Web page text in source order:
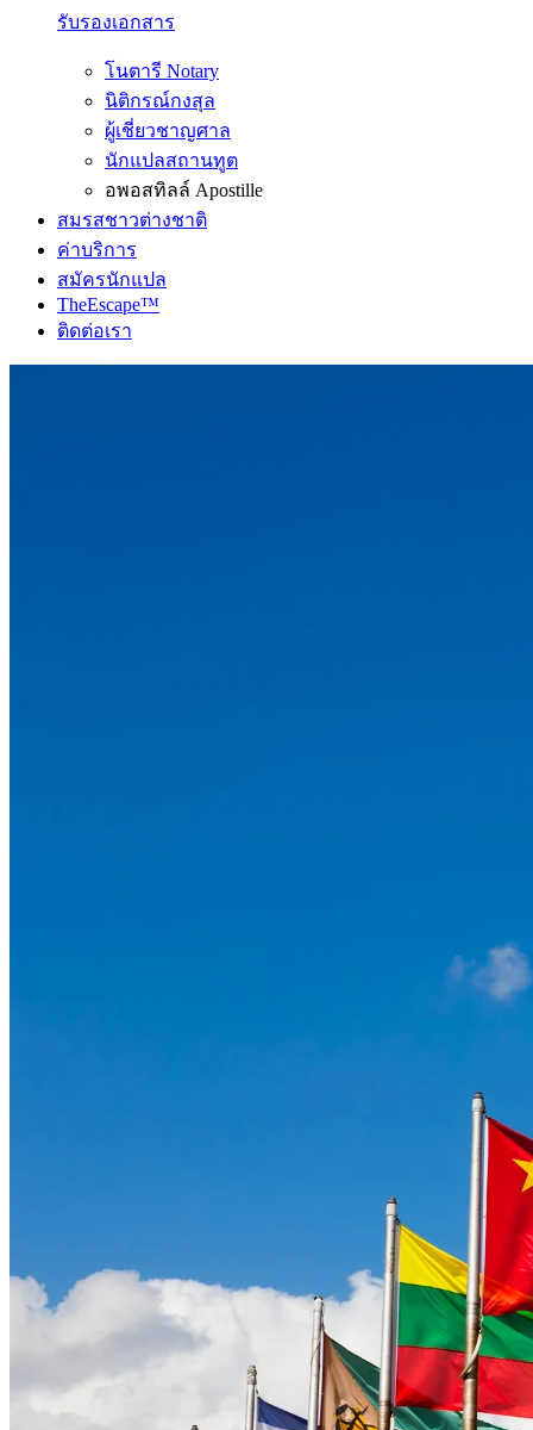
รับรองเอกสาร
โนตารี Notary
นิติกรณ์กงสุล
ผู้เชี่ยวชาญศาล
นักแปลสถานทูต
อพอสทิลล์ Apostille
สมรสชาวต่างชาติ
ค่าบริการ
สมัครนักแปล
TheEscape™
ติดต่อเรา